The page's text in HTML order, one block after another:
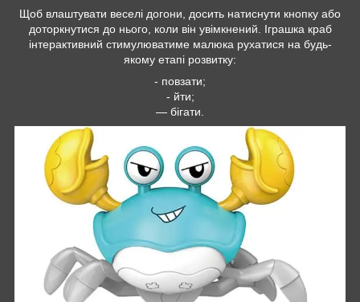
Щоб влаштувати веселі догони, досить натиснути кнопку або
доторкнутися до нього, коли він увімкнений. Іграшка краб
інтерактивний стимулюватиме малюка рухатися на будь-
якому етапі розвитку:
- повзати;
- йти;
— бігати.